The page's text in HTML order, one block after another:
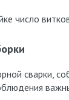
число
сварки,